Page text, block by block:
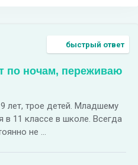
быстрый ответ
по ночам, переживаю
лет, трое детей. Младшему
в 11 классе в школе. Всегда
не ...